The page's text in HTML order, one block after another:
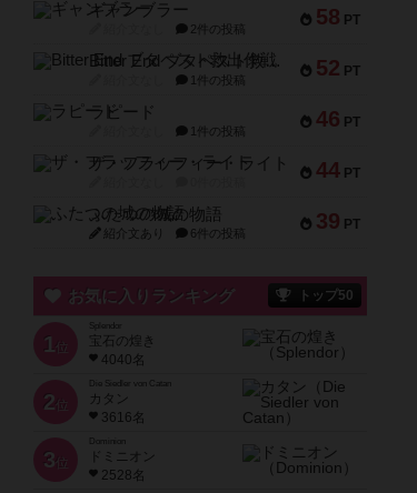
58 PT
ギャンブラー
2件の投稿
52 PT
Bitter End ブタペスト救出作戦
1件の投稿
46 PT
ラピード
1件の投稿
44 PT
ザ・フラッフィー・ライト
39 PT
ふたつの城の物語
紹介文あり 6件の投稿
お気に入りランキング トップ50
1 位
宝石の煌き
4040名
2 位
Die Siedler von Catan
カタン
3616名
3 位
ドミニオン
2528名